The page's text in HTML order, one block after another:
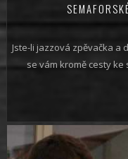
Jste-li jazzová zpěvačka a
se vám kromě cesty